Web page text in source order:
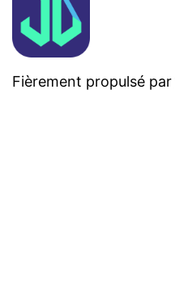
Fièrement propulsé par